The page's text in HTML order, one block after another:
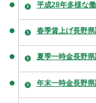
平成28年多様な
春季賃上げ長野
夏季一時金長野
年末一時金長野